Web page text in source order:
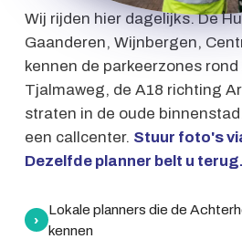
Wij rijden hier dagelijks. De
Gaanderen, Wijnbergen,
kennen de parkeerzones
Tjalmaweg, de A18 richting
straten in de oude
een callcenter. Stuur foto's
Dezelfde planner belt u terug.
›
Lokale planners die de
kennen